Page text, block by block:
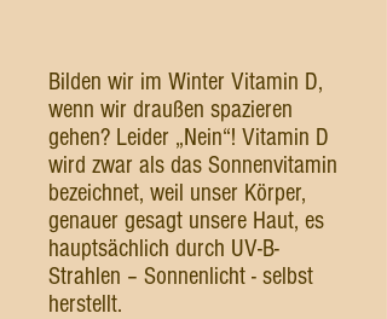
Bilden wir im Winter Vitamin D,
wenn wir draußen spazieren
gehen? Leider „Nein“! Vitamin D
wird zwar als das Sonnenvitamin
bezeichnet, weil unser Körper,
genauer gesagt unsere Haut, es
hauptsächlich durch UV-B-
Strahlen – Sonnenlicht - selbst
herstellt.